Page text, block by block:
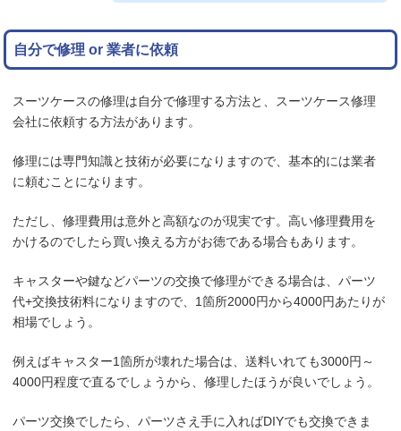
自分で修理 or 業者に依頼
スーツケースの修理は自分で修理する方法と、スーツケース修理
会社に依頼する方法があります。
修理には専門知識と技術が必要になりますので、基本的には業者
に頼むことになります。
ただし、修理費用は意外と高額なのが現実です。高い修理費用を
かけるのでしたら買い換える方がお徳である場合もあります。
キャスターや鍵などパーツの交換で修理ができる場合は、パーツ
代+交換技術料になりますので、1箇所2000円から4000円あたりが
相場でしょう。
例えばキャスター1箇所が壊れた場合は、送料いれても3000円～
4000円程度で直るでしょうから、修理したほうが良いでしょう。
パーツ交換でしたら、パーツさえ手に入ればDIYでも交換できま